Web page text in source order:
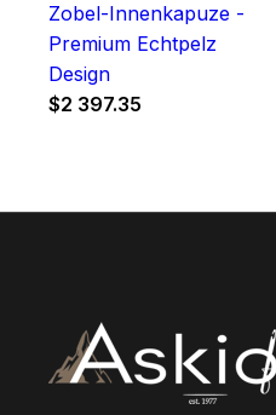
Zobel-Innenkapuze -
Premium Echtpelz
Design
$2 397.35